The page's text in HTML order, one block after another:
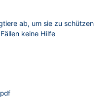
ab, um sie zu schützen
keine Hilfe